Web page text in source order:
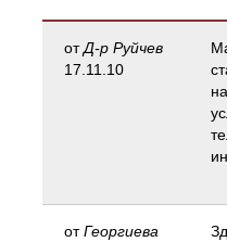
отД-р Руйчев
17.11.10
отГеоргиева